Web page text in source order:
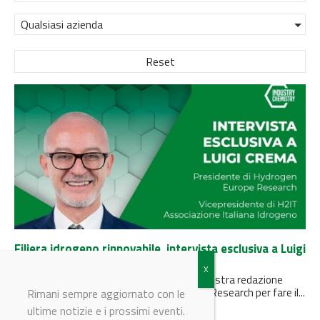
Qualsiasi azienda
Reset
Filiera idrogeno rinnovabile, intervista esclusiva a Luigi
Alla vigilia di Hydrogen Expo di Piacenza, la nostra redazione
intervista il presidente di Hydrogen Europe Research per fare il...
Rimani sempre aggiornato con le
ultime notizie e i prossimi eventi.